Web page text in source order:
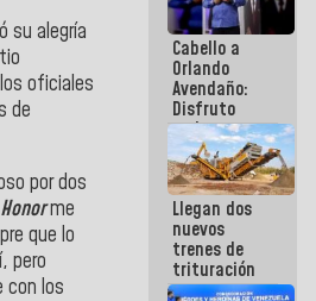
su alegría
oficiales
de
por dos
me
que lo
pero
con los
Cabello a
Orlando
Avendaño:
Disfruto
cada vez
que escribes
porque lo
que haces
es
embarrarla
Llegan dos
nuevos
trenes de
trituración
para